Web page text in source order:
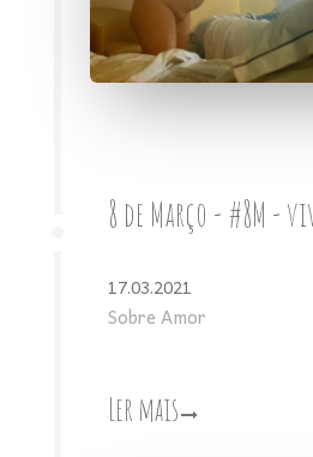
8 de Março - #8M -
17.03.2021
Sobre Amor
Ler mais